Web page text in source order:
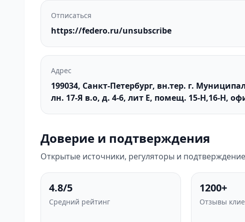
Отписаться
https://federo.ru/unsubscribe
Адрес
199034, Санкт-Петербург, вн.тер. г.
лн. 17-Я в.о, д. 4-6, лит Е, помещ. 15-Н,16-Н,
Доверие и подтверждения
Открытые источники, регуляторы и
4.8/5
Средний рейтинг
1200+
Отзывы